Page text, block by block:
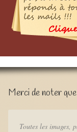
Merci de noter
Toutes les images,